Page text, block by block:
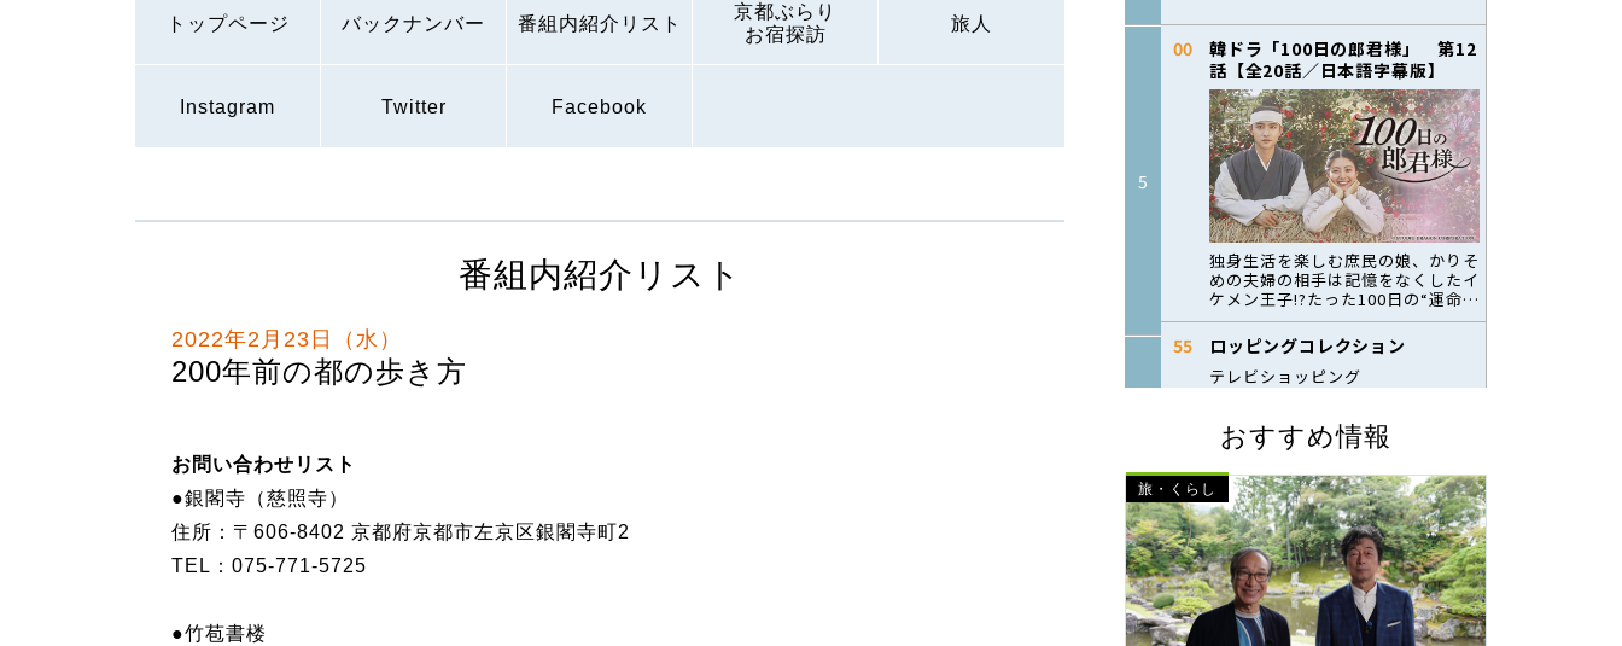
トップページ バックナンバー 番組内紹介リスト
京都ぶらり
お宿探訪
旅人
Instagram Twitter Facebook
おすすめ情報
旅・くらし
番組内紹介リスト
2022年2月23日（水）
200年前の都の歩き方
お問い合わせリスト
●銀閣寺（慈照寺）
住所：〒606-8402 京都府京都市左京区銀閣寺町2
TEL：075-771-5725
●竹苞書楼